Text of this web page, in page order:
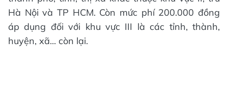
Hà Nội và TP HCM. Còn mức phí 200.000 đồng
áp dụng đối với khu vực III là các tỉnh, thành,
huyện, xã... còn lại.